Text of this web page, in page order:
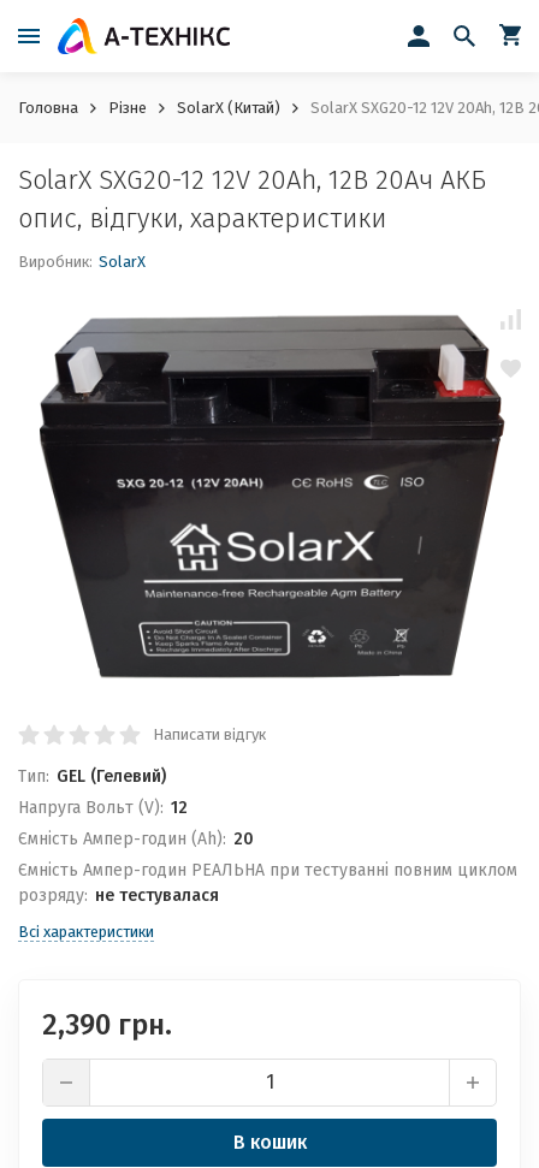
Головна Різне SolarX (Китай) SolarX SXG20-12 12V 20Ah, 12В
SolarX SXG20-12 12V 20Ah, 12В 20Ач АКБ
опис, відгуки, характеристики
Виробник: SolarX
Написати відгук
Тип: GEL (Гелевий)
Напруга Вольт (V): 12
Ємність Ампер-годин (Ah): 20
Ємність Ампер-годин РЕАЛЬНА при тестуванні повним циклом
розряду: не тестувалася
Всі характеристики
2,390 грн.
В кошик